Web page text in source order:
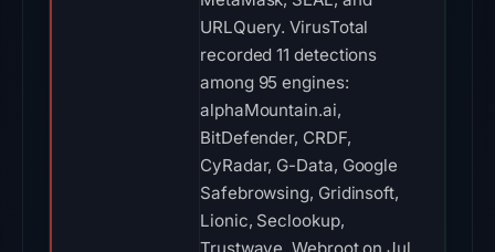
URLQuery. VirusTotal
recorded 11 detections
among 95 engines:
alphaMountain.ai,
BitDefender, CRDF,
CyRadar, G-Data, Google
Safebrowsing, Gridinsoft,
Lionic, Seclookup,